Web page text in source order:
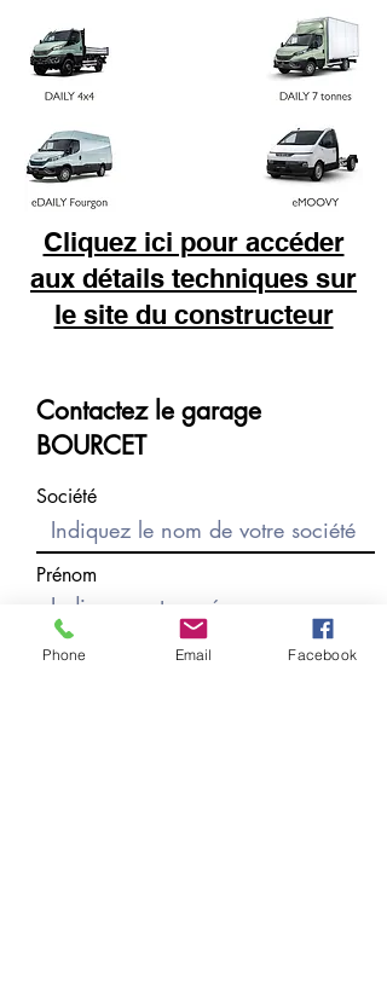
Cliquez ici pour accéder
aux détails techniques sur
le site du constructeur
Contactez le garage
BOURCET
Société
Prénom
Nom
Phone Email Facebook